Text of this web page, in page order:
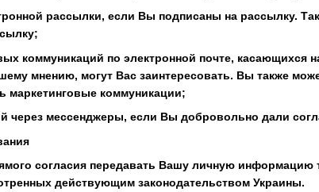
рассылки, если Вы подписаны на рассылку.
коммуникаций по электронной почте, касающихся
мнению, могут Вас заинтересовать. Вы также
маркетинговые коммуникации;
через мессенджеры, если Вы добровольно дали
согласия передавать Вашу личную информацию
действующим законодательством Украины.